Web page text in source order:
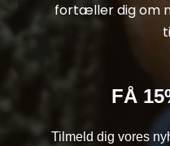
fortæller dig om
FÅ
Tilmeld dig vores